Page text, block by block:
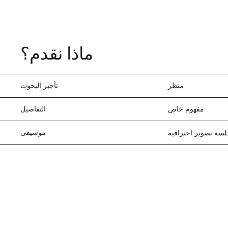
ماذا نقدم؟
تأجير اليخوت منظر
التفاصيل مفهوم خاص
موسيقى تصوير احترافية